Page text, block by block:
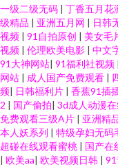
一级二级无码 | 丁香五月花
级精品 | 亚洲五月网 | 日韩
视频 | 91自拍原创 | 美女毛
视频 | 伦理欧美电影 | 中文
91大神网站| 91福利社视频 |
网站 | 成人国产免费观看 |
频| 日韩福利片 | 香蕉91插
2 | 国产偷拍| 3d成人动漫
免费观看三级A片 | 亚洲精
本人妖系列 | 特级孕妇无码
超碰在线观看蜜桃 | 国产在
| 欧美aa| 欧美视频日韩 |